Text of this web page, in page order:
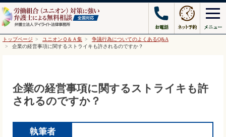
トップページ ユニオンＱ＆Ａ集
争議行為についてのよくあるQ&A
企業の経営事項に関するストライキも許されるのですか？
企業の経営事項に関するストライキも許
されるのですか？
執筆者